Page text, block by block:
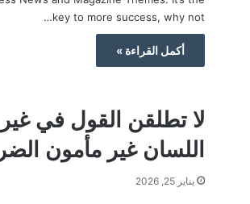
key to more success, why not…
أكمل القراءة »
لا تطلقن القول في
اللسان غير مأمون
يناير 25, 2026